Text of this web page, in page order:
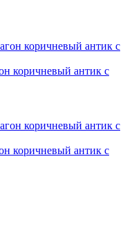
коричневый антик с
коричневый антик с